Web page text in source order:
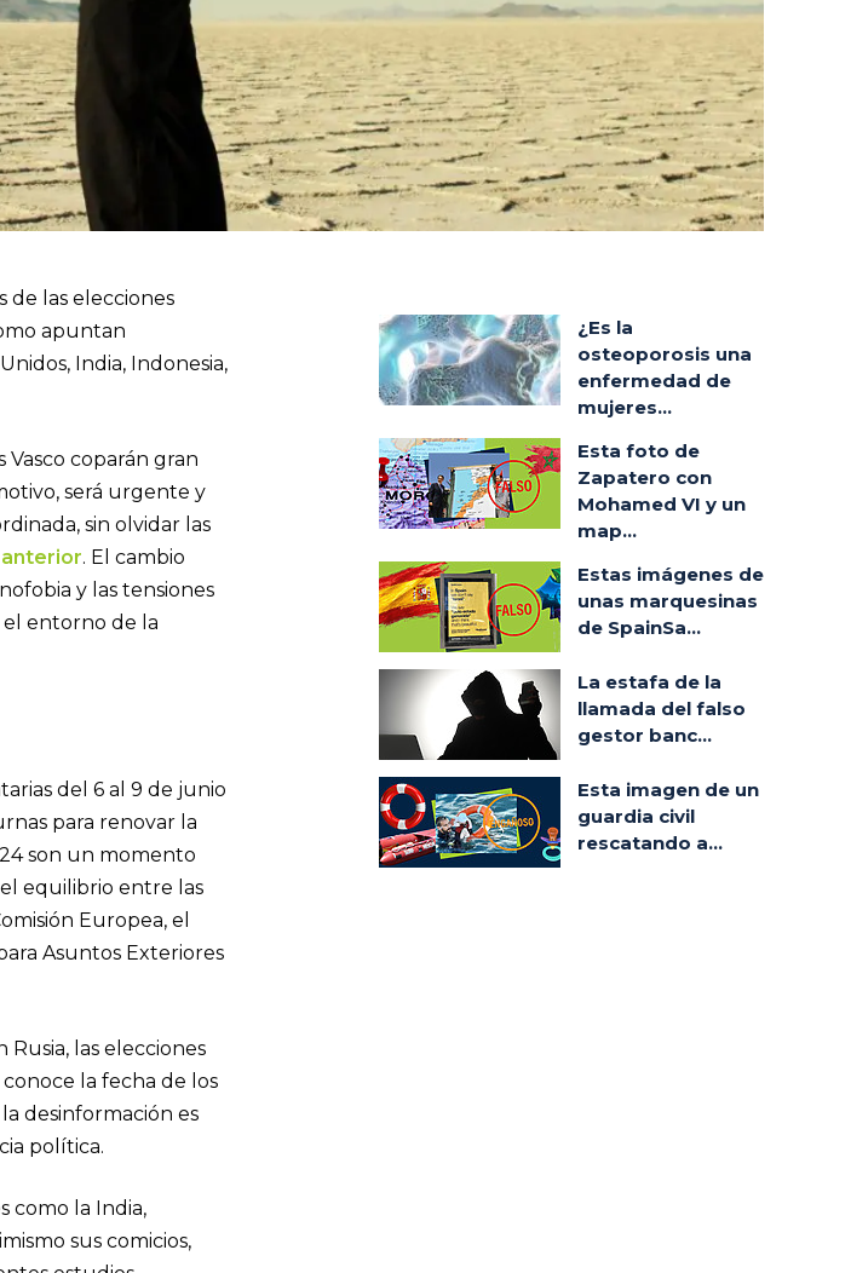
de las elecciones
apuntan
India, Indonesia,
Vasco coparán gran
será urgente y
sin olvidar las
. El cambio
y las tensiones
el entorno de la
del 6 al 9 de junio
para renovar la
son un momento
equilibrio entre las
Europea, el
Asuntos Exteriores
Rusia, las elecciones
la fecha de los
desinformación es
política.
como la India,
sus comicios,
¿Es la
osteoporosis una
enfermedad de
mujeres...
Esta foto de
Zapatero con
Mohamed VI y un
map...
Estas imágenes de
unas marquesinas
de SpainSa...
La estafa de la
llamada del falso
gestor banc...
Esta imagen de un
guardia civil
rescatando a...